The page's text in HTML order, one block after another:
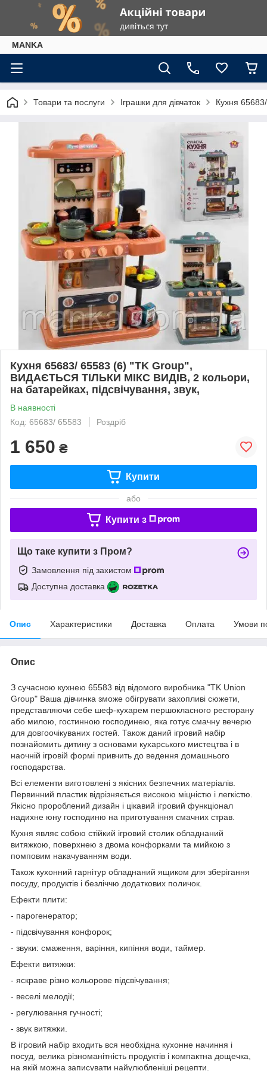
МАNKА
Товари та послуги Іграшки для дівчаток Кухня
Кухня 65683/ 65583 (6) "TK Group",
ВИДАЄТЬСЯ ТІЛЬКИ МІКС ВИДІВ, 2 кольори,
на батарейках, підсвічування, звук,
В наявності
Код: 65683/ 65583
Роздріб
1 650 ₴
Купити
або
Купити з
Що таке купити з Пром?
Замовлення під захистом
Доступна доставка
Опис Характеристики Доставка Оплата Умови
Опис
З сучасною кухнею 65583 від відомого виробника "TK Union
Group" Ваша дівчинка зможе обігрувати захопливі сюжети,
представляючи себе шеф-кухарем першокласного ресторану
або милою, гостинною господинею, яка готує смачну вечерю
для довгоочікуваних гостей. Також даний ігровий набір
познайомить дитину з основами кухарського мистецтва і в
наочній ігровій формі привчить до ведення домашнього
господарства.
Всі елементи виготовлені з якісних безпечних матеріалів.
Первинний пластик відрізняється високою міцністю і легкістю.
Якісно пророблений дизайн і цікавий ігровий функціонал
надихне юну господиню на приготування смачних страв.
Кухня являє собою стійкий ігровий столик обладнаний
витяжкою, поверхнею з двома конфорками та мийкою з
помповим накачуванням води.
Також кухонний гарнітур обладнаний ящиком для зберігання
посуду, продуктів і безліччю додаткових поличок.
Ефекти плити:
- парогенератор;
- підсвічування конфорок;
- звуки: смаження, варіння, кипіння води, таймер.
Ефекти витяжки:
- яскраве різно кольорове підсвічування;
- веселі мелодії;
- регулювання гучності;
- звук витяжки.
В ігровий набір входить вся необхідна кухонне начиння і
посуд, велика різноманітність продуктів і компактна дощечка,
на якій можна записувати найулюбленіші рецепти.